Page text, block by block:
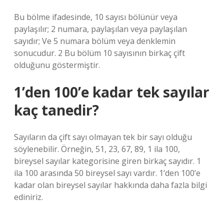
Bu bölme ifadesinde, 10 sayısı bölünür veya
paylaşılır; 2 numara, paylaşılan veya paylaşılan
sayıdır; Ve 5 numara bölüm veya denklemin
sonucudur. 2 Bu bölüm 10 sayısının birkaç çift
olduğunu göstermiştir.
1’den 100’e kadar tek sayılar
kaç tanedir?
Sayıların da çift sayı olmayan tek bir sayı olduğu
söylenebilir. Örneğin, 51, 23, 67, 89, 1 ila 100,
bireysel sayılar kategorisine giren birkaç sayıdır. 1
ila 100 arasında 50 bireysel sayı vardır. 1’den 100’e
kadar olan bireysel sayılar hakkında daha fazla bilgi
ediniriz.